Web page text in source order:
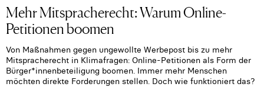
Mehr Mitspracherecht: Warum Online-
Petitionen boomen
Von Maßnahmen gegen ungewollte Werbepost bis zu mehr
Mitspracherecht in Klimafragen: Online-Petitionen als Form der
Bürger*innenbeteiligung boomen. Immer mehr Menschen
möchten direkte Forderungen stellen. Doch wie funktioniert das?